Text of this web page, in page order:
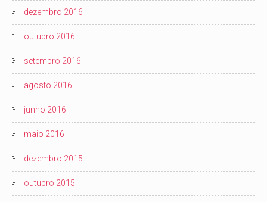
dezembro 2016
outubro 2016
setembro 2016
agosto 2016
junho 2016
maio 2016
dezembro 2015
outubro 2015